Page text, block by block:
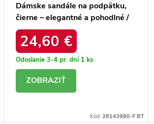
Dámske sandále na podpätku,
čierne – elegantné a pohodlné /
X5-538 BLACK
24,60 €
Odoslanie 3-4 pr. dní 1 ks
Kód: 28143980-F BT